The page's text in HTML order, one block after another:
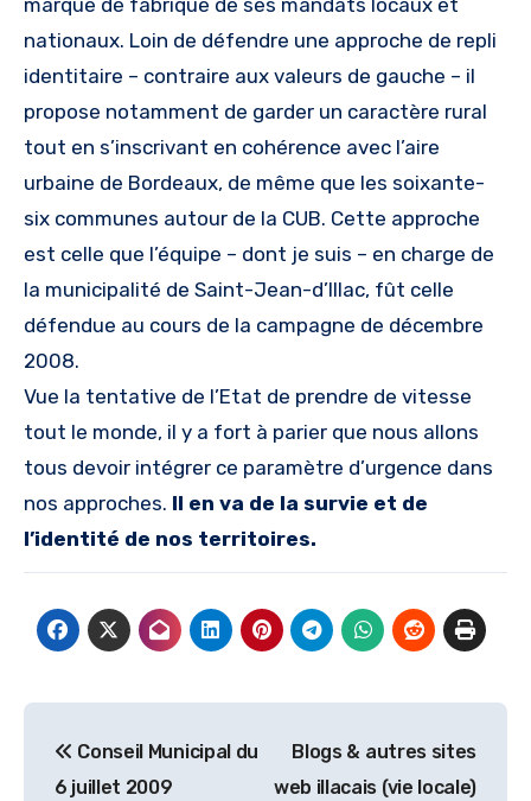
nationaux. Loin de défendre une approche de repli
identitaire – contraire aux valeurs de gauche – il
propose notamment de garder un caractère rural
tout en s’inscrivant en cohérence avec l’aire
urbaine de Bordeaux, de même que les soixante-
six communes autour de la CUB. Cette approche
est celle que l’équipe – dont je suis – en charge de
la municipalité de Saint-Jean-d’Illac, fût celle
défendue au cours de la campagne de décembre
2008.
Vue la tentative de l’Etat de prendre de vitesse
tout le monde, il y a fort à parier que nous allons
tous devoir intégrer ce paramètre d’urgence dans
nos approches. Il en va de la survie et de
l’identité de nos territoires.
de
Conseil Municipal du
6 juillet 2009
Blogs & autres sites
web illacais (vie locale)